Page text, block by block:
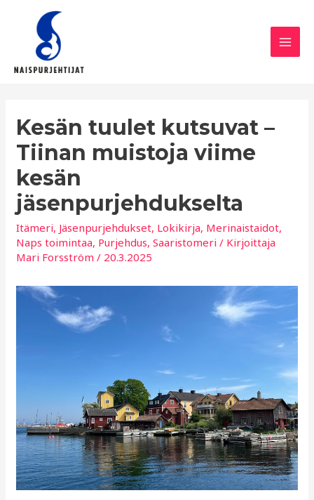
sisältöön
Main
Kesän tuulet kutsuvat –
Tiinan muistoja viime
kesän
jäsenpurjehdukselta
Itämeri, Jäsenpurjehdukset, Lokikirja, Merinaistaidot,
Naps toimintaa, Purjehdus,Saaristomeri / Kirjoittaja
Mari Forsström / 20.3.2025